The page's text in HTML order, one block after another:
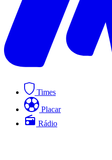
Times
Placar
Rádio